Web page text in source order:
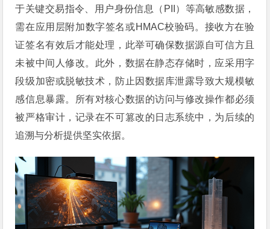
于关键交易指令、用户身份信息（PII）等高敏感数据，
需在应用层附加数字签名或HMAC校验码。接收方在验
证签名有效后才能处理，此举可确保数据源自可信方且
未被中间人修改。此外，数据在静态存储时，应采用字
段级加密或脱敏技术，防止因数据库泄露导致大规模敏
感信息暴露。所有对核心数据的访问与修改操作都必须
被严格审计，记录在不可篡改的日志系统中，为后续的
追溯与分析提供坚实依据。